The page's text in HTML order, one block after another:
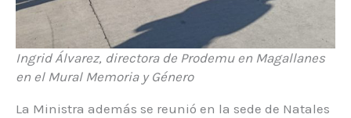
Ingrid Álvarez, directora de Prodemu en Magallanes
en el Mural Memoria y Género
La Ministra además se reunió en la sede de Natales